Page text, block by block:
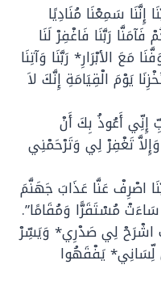
إِنَّنَا سَمِعْنَا مُنَادِيًا
فَآمَنَّا رَبَّنَا فَاغْفِرْ لَنَا
مَعَ الأبْرَارِ* رَبَّنَا وَآتِنَا
يَوْمَ الْقِيَامَةِ إِنَّكَ لاَ
إِنِّي أَعُوذُ بِكَ أَنْ
تَغْفِرْ لِي وَتَرْحَمْنِي
اصْرِفْ عَنَّا عَذَابَ جَهَنَّمَ
سَاءَتْ مُسْتَقَرًّا وَمُقَامًا”.
اشْرَحْ لِي صَدْرِي* وَيَسِّرْ
يَفْقَهُوا